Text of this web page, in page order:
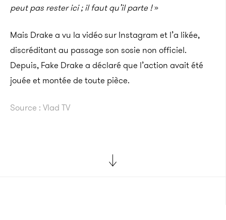
peut pas rester ici ; il faut qu’il parte !»
Mais Drake a vu la vidéo sur Instagram et l’a likée,
discréditant au passage son sosie non officiel.
Depuis, Fake Drake a déclaré que l’action avait été
jouée et montée de toute pièce.
Source : Vlad TV